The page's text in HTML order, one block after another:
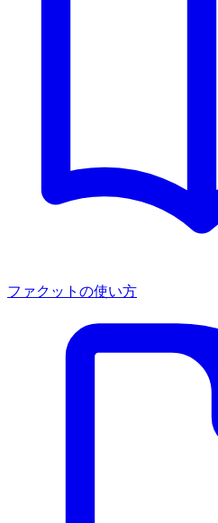
ファクットの使い方